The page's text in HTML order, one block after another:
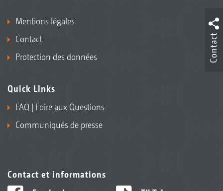
Mentions légales
Contact
Protection des données
Quick Links
FAQ | Foire aux Questions
Communiqués de presse
Contact et informations
Contact